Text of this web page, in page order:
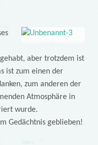
aber trotzdem ist
ist zum einen der
zum anderen der
Atmosphäre in
wurde.
Gedächtnis geblieben!